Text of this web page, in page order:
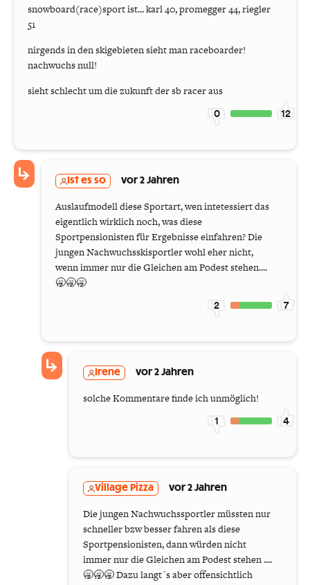
snowboard(race)sport ist... karl 40, promegger 44, riegler
51
nirgends in den skigebieten sieht man raceboarder!
nachwuchs null!
sieht schlecht um die zukunft der sb racer aus
0 12
Ist es so vor 2 Jahren
Auslaufmodell diese Sportart, wen intetessiert das
eigentlich wirklich noch, was diese
Sportpensionisten für Ergebnisse einfahren? Die
jungen Nachwuchsskisportler wohl eher nicht,
wenn immer nur die Gleichen am Podest stehen....
🥱🥱🥱
2 7
Irene vor 2 Jahren
solche Kommentare finde ich unmöglich!
1 4
Village Pizza vor 2 Jahren
Die jungen Nachwuchssportler müssten nur
schneller bzw besser fahren als diese
Sportpensionisten, dann würden nicht
immer nur die Gleichen am Podest stehen ....
🥱🥱🥱 Dazu langt´s aber offensichtlich